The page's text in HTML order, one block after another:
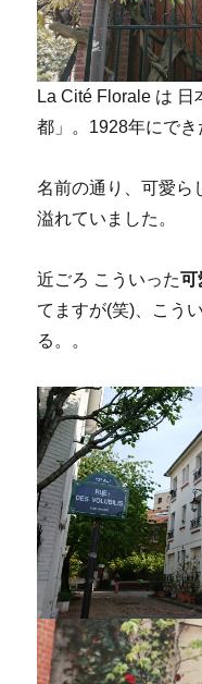
La Cité Florale は 日
都」。1928年にでき
名前の通り、可愛ら
溢れていました。
近ごろ こういった可
てますが(笑)、こう
る。。